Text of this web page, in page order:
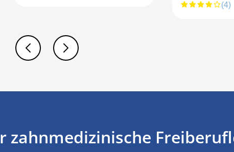
7 $/Einheit
zahnmedizinische